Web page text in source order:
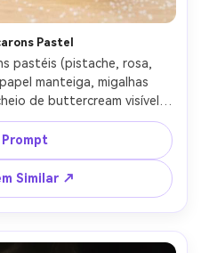
Pastel
pastéis (pistache, rosa,
manteiga, migalhas
de buttercream visível e
e suave, sombras
A7IV, lente 50mm, f/4,
de padaria limpa,
gradação de cor suave --
Similar ↗